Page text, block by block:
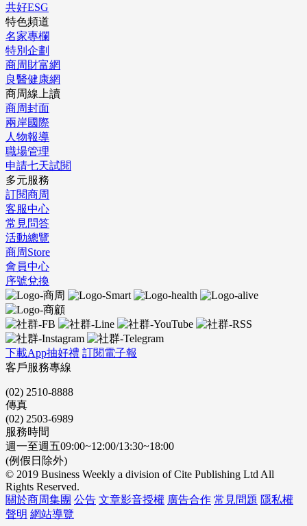
共好ESG
特色頻道
名家專欄
特別企劃
商周財富網
良醫健康網
商周線上讀
商周封面
兩岸國際
人物報導
職場管理
申請七天試閱
多元服務
訂閱商周
客服中心
常見問答
活動總覽
商周Store
會員中心
序號兌換
下載App抽好禮 訂閱電子報
客戶服務專線
(02) 2510-8888
傳真
(02) 2503-6989
服務時間
週一至週五09:00~12:00/13:30~18:00
(例假日除外)
© 2019 Business Weekly a division of Cite Publishing Ltd All
Rights Reserved.
關於商周集團 公告 文章影音授權 廣告合作 常見問題 隱私權
聲明 網站導覽